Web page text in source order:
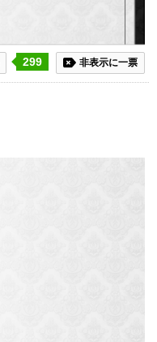
299 非表示に一票